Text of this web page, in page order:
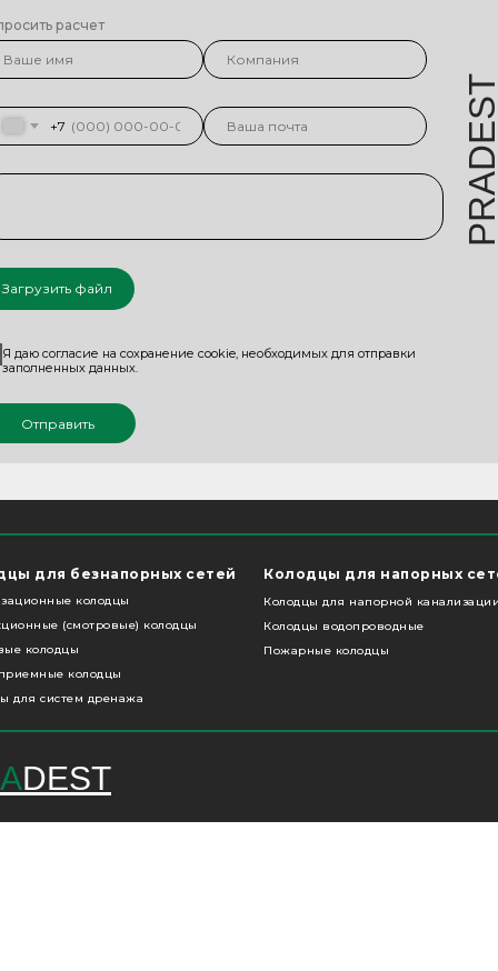
расчет
+7
Загрузить файл
Я даю согласие на сохранение cookie, необходимых для отправки
заполненных данных.
Отправить
DEST
для безнапорных сетей Колодцы для напорных
колодцы
(смотровые) колодцы
колодцы
колодцы
для систем дренажа
Колодцы для напорной
Колодцы водопроводные
Пожарные колодцы